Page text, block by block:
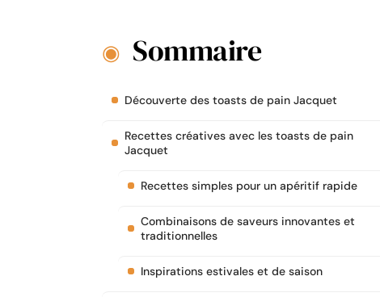
Sommaire
Découverte des toasts de pain Jacquet
Recettes créatives avec les toasts de pain
Jacquet
Recettes simples pour un apéritif rapide
Combinaisons de saveurs innovantes et
traditionnelles
Inspirations estivales et de saison